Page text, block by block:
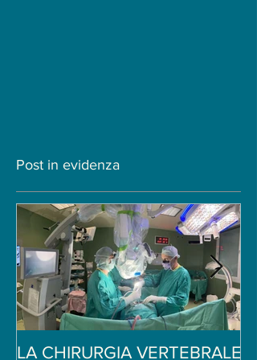
Post in evidenza
LA CHIRURGIA VERTEBRALE